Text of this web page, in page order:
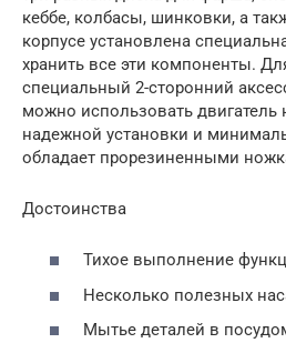
кеббе, колбасы, шинковки, а
корпусе установлена
хранить все эти компоненты.
специальный 2-сторонний
можно использовать
надежной установки и
обладает прорезиненными
Достоинства
Тихое выполнение
Несколько полезных
Мытье деталей в